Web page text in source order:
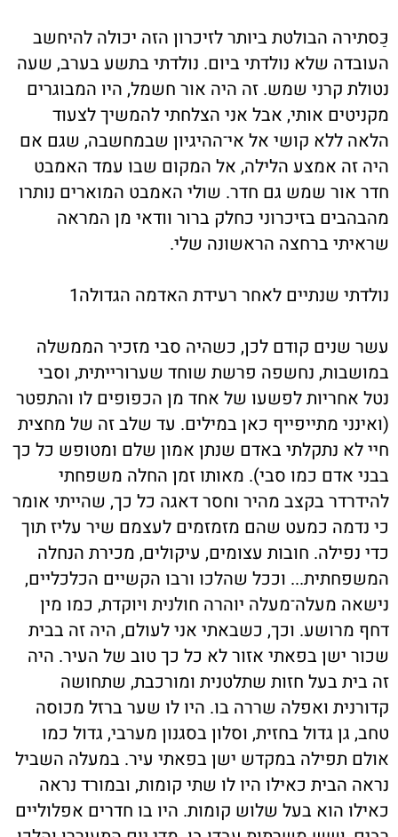
כַּסתירה הבולטת ביותר לזיכרון הזה יכולה להיחשב
העובדה שלא נולדתי ביום. נולדתי בתשע בערב, שעה
נטולת קרני שמש. זה היה אור חשמל, היו המבוגרים
מקניטים אותי, אבל אני הצלחתי להמשיך לצעוד
הלאה ללא קושי אל אי־ההיגיון שבמחשבה, שגם אם
היה זה אמצע הלילה, אל המקום שבו עמד האמבט
חדר אור שמש גם חדר. שולי האמבט המוארים נותרו
מהבהבים בזיכרוני כחלק ברור וּודאי מן המראה
שראיתי ברחצה הראשונה שלי.
נולדתי שנתיים לאחר רעידת האדמה הגדולה1
עשר שנים קודם לכן, כשהיה סבי מזכיר הממשלה
במושבות, נחשפה פרשת שוחד שערורייתית, וסבי
נטל אחריות לפשעו של אחד מן הכפופים לו והתפטר
(ואינני מתייפייף כאן במילים. עד שלב זה של מחצית
חיי לא נתקלתי באדם שנתן אמון שלם ומטופש כל כך
בבני אדם כמו סבי). מאותו זמן החלה משפחתי
להידרדר בקצב מהיר וחסר דאגה כל כך, שהייתי אומר
כי נדמה כמעט שהם מזמזמים לעצמם שיר עליז תוך
כדי נפילה. חובות עצומים, עיקולים, מכירת הנחלה
המשפחתית... וככל שהלכו ורבו הקשיים הכלכליים,
נישאה מעלה־מעלה יוהרה חולנית ויוקדת, כמו מין
דחף מרושע. וכך, כשבאתי אני לעולם, היה זה בבית
שכור ישן בפאתי אזור לא כל כך טוב של העיר. היה
זה בית בעל חזות שתלטנית ומורכבת, שתחושה
קדורנית ואפלה שררה בו. היו לו שער ברזל מכוסה
טחב, גן גדול בחזית, וסלון בסגנון מערבי, גדול כמו
אולם תפילה במקדש ישן בפאתי עיר. במעלה השביל
נראה הבית כאילו היו לו שתי קומות, ובמורד נראה
כאילו הוא בעל שלוש קומות. היו בו חדרים אפלוליים